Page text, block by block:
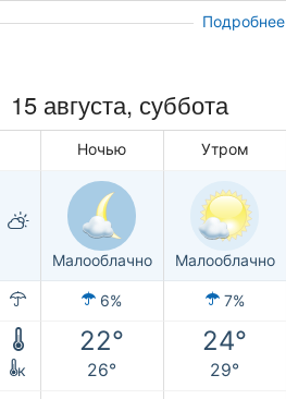
Подробнее
15 августа, суббота
Ночью Утром
Малооблачно Малооблачно
6% 7%
22° 24°
к 26° 29°